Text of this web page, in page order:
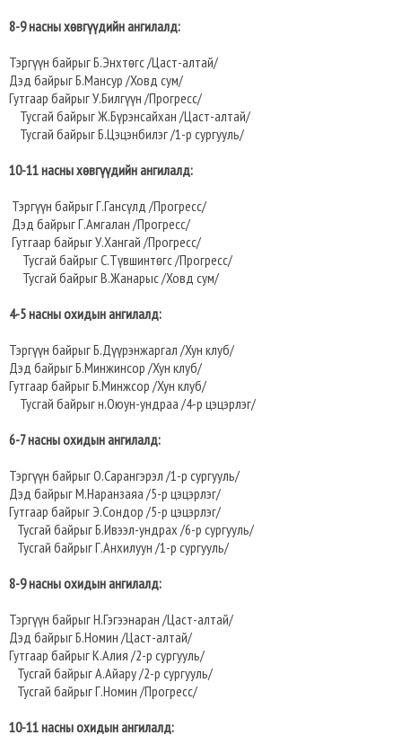
8-9 насны хөвгүүдийн ангилалд:
Тэргүүн байрыг Б.Энхтөгс /Цаст-алтай/
Дэд байрыг Б.Мансур /Ховд сум/
Гутгаар байрыг У.Билгүүн /Прогресс/
Тусгай байрыг Ж.Бүрэнсайхан /Цаст-алтай/
Тусгай байрыг Б.Цэцэнбилэг /1-р сургууль/
10-11 насны хөвгүүдийн ангилалд:
Тэргүүн байрыг Г.Гансүлд /Прогресс/
Дэд байрыг Г.Амгалан /Прогресс/
Гутгаар байрыг У.Хангай /Прогресс/
Тусгай байрыг С.Түвшинтөгс /Прогресс/
Тусгай байрыг В.Жанарыс /Ховд сум/
4-5 насны охидын ангилалд:
Тэргүүн байрыг Б.Дүүрэнжаргал /Хун клуб/
Дэд байрыг Б.Минжинсор /Хун клуб/
Гутгаар байрыг Б.Минжсор /Хун клуб/
Тусгай байрыг н.Оюун-ундраа /4-р цэцэрлэг/
6-7 насны охидын ангилалд:
Тэргүүн байрыг О.Сарангэрэл /1-р сургууль/
Дэд байрыг М.Наранзаяа /5-р цэцэрлэг/
Гутгаар байрыг Э.Сондор /5-р цэцэрлэг/
Тусгай байрыг Б.Ивээл-ундрах /6-р сургууль/
Тусгай байрыг Г.Анхилуун /1-р сургууль/
8-9 насны охидын ангилалд:
Тэргүүн байрыг Н.Гэгээнаран /Цаст-алтай/
Дэд байрыг Б.Номин /Цаст-алтай/
Гутгаар байрыг К.Алия /2-р сургууль/
Тусгай байрыг А.Айару /2-р сургууль/
Тусгай байрыг Г.Номин /Прогресс/
10-11 насны охидын ангилалд: